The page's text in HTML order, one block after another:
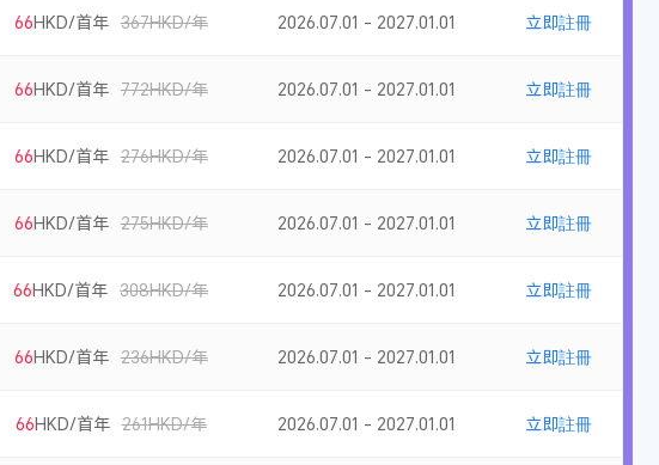
66HKD/首年 367HKD/年 2026.07.01 - 2027.01.01 立即註冊
66HKD/首年 772HKD/年 2026.07.01 - 2027.01.01 立即註冊
66HKD/首年 276HKD/年 2026.07.01 - 2027.01.01 立即註冊
66HKD/首年 275HKD/年 2026.07.01 - 2027.01.01 立即註冊
66HKD/首年 308HKD/年 2026.07.01 - 2027.01.01 立即註冊
66HKD/首年 236HKD/年 2026.07.01 - 2027.01.01 立即註冊
66HKD/首年 261HKD/年 2026.07.01 - 2027.01.01 立即註冊